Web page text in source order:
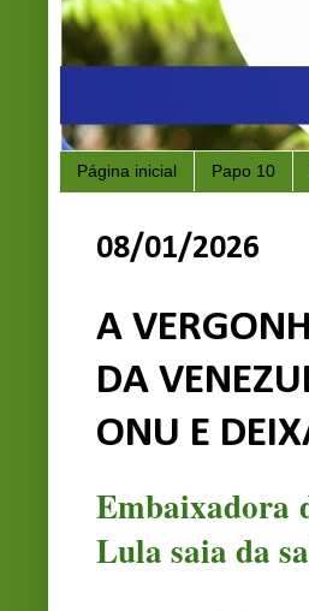
Página inicial Papo 10
08/01/2026
A
DA
ONU E
Embaixadora
Lula saia da